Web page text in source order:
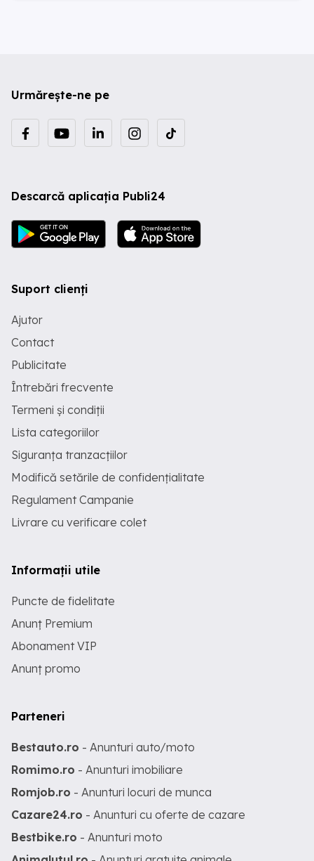
Urmărește-ne pe
Descarcă aplicația Publi24
Suport clienți
Ajutor
Contact
Publicitate
Întrebări frecvente
Termeni și condiții
Lista categoriilor
Siguranța tranzacțiilor
Modifică setările de confidențialitate
Regulament Campanie
Livrare cu verificare colet
Informații utile
Puncte de fidelitate
Anunț Premium
Abonament VIP
Anunț promo
Parteneri
Bestauto.ro - Anunturi auto/moto
Romimo.ro - Anunturi imobiliare
Romjob.ro - Anunturi locuri de munca
Cazare24.ro - Anunturi cu oferte de cazare
Bestbike.ro - Anunturi moto